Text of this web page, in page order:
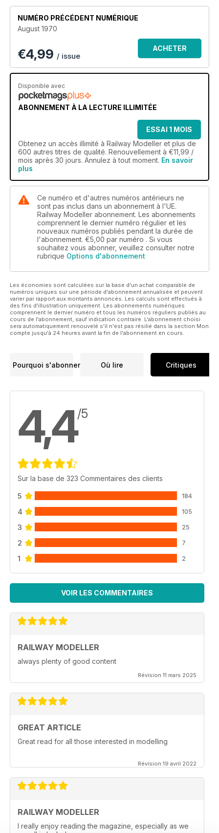
NUMÉRO PRÉCÉDENT NUMÉRIQUE
August 1970
€4,99 / issue
ACHETER
Disponible avec
ABONNEMENT À LA LECTURE ILLIMITÉE
ESSAI 1 MOIS
Obtenez un accès illimité à Railway Modeller et plus de
600 autres titres de qualité. Renouvellement à €11,99 /
mois après 30 jours. Annulez à tout moment. En savoir
plus
Ce numéro et d'autres numéros antérieurs ne
sont pas inclus dans un abonnement à l'UE.
Railway Modeller abonnement. Les abonnements
comprennent le dernier numéro régulier et les
nouveaux numéros publiés pendant la durée de
l'abonnement. €5,00 par numéro . Si vous
souhaitez vous abonner, veuillez consulter notre
rubrique Options d'abonnement
Les économies sont calculées sur la base d'un achat comparable de
numéros uniques sur une période d'abonnement annualisée et peuvent
varier par rapport aux montants annoncés. Les calculs sont effectués à
des fins d'illustration uniquement. Les abonnements numériques
comprennent le dernier numéro et tous les numéros réguliers publiés au
cours de l'abonnement, sauf indication contraire. L'abonnement choisi
sera automatiquement renouvelé s'il n'est pas résilié dans la section Mon
compte jusqu'à 24 heures avant la fin de l'abonnement en cours.
Pourquoi s'abonner Où lire Critiques
4,4/5
Sur la base de 323 Commentaires des clients
5 184
4 105
3 25
2 7
1 2
VOIR LES COMMENTAIRES
RAILWAY MODELLER
always plenty of good content
Révision 11 mars 2025
GREAT ARTICLE
Great read for all those interested in modelling
Révision 19 avril 2022
RAILWAY MODELLER
I really enjoy reading the magazine, especially as we